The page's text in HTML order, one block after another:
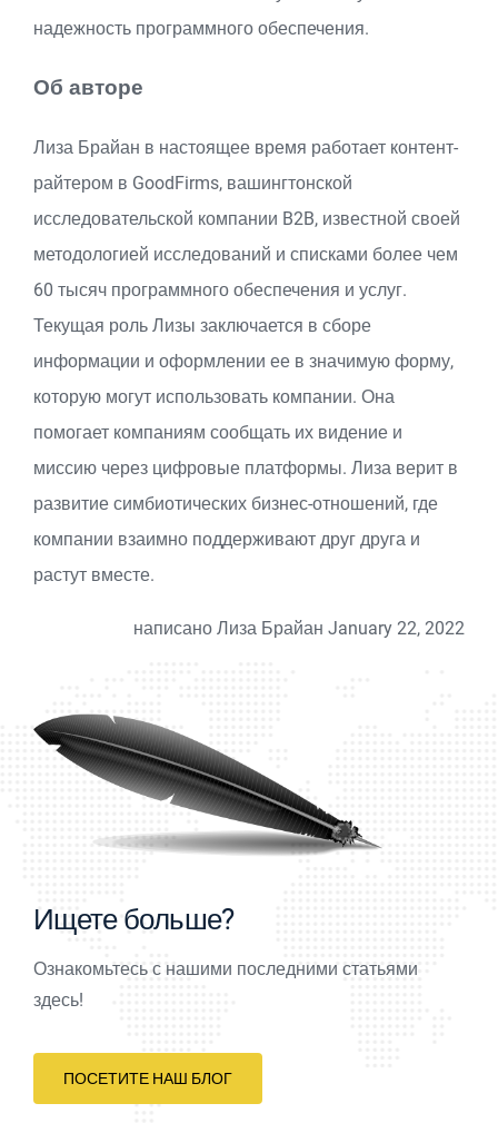
надежность программного обеспечения.
Об авторе
Лиза Брайан в настоящее время работает контент-
райтером в GoodFirms, вашингтонской
исследовательской компании B2B, известной своей
методологией исследований и списками более чем
60 тысяч программного обеспечения и услуг.
Текущая роль Лизы заключается в сборе
информации и оформлении ее в значимую форму,
которую могут использовать компании. Она
помогает компаниям сообщать их видение и
миссию через цифровые платформы. Лиза верит в
развитие симбиотических бизнес-отношений, где
компании взаимно поддерживают друг друга и
растут вместе.
написано Лиза Брайан January 22, 2022
Ищете больше?
Ознакомьтесь с нашими последними статьями
здесь!
ПОСЕТИТЕ НАШ БЛОГ